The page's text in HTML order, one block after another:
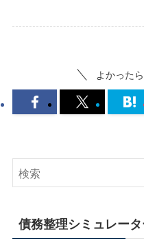
よかった
債務整理シミュレー